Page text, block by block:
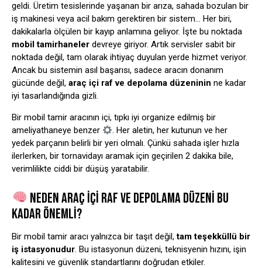
geldi. Üretim tesislerinde yaşanan bir arıza, sahada bozulan bir
iş makinesi veya acil bakım gerektiren bir sistem… Her biri,
dakikalarla ölçülen bir kayıp anlamına geliyor. İşte bu noktada
mobil tamirhaneler devreye giriyor. Artık servisler sabit bir
noktada değil, tam olarak ihtiyaç duyulan yerde hizmet veriyor.
Ancak bu sistemin asıl başarısı, sadece aracın donanım
gücünde değil, araç içi raf ve depolama düzeninin ne kadar
iyi tasarlandığında gizli.
Bir mobil tamir aracının içi, tıpkı iyi organize edilmiş bir
ameliyathaneye benzer
. Her aletin, her kutunun ve her
yedek parçanın belirli bir yeri olmalı. Çünkü sahada işler hızla
ilerlerken, bir tornavidayı aramak için geçirilen 2 dakika bile,
verimlilikte ciddi bir düşüş yaratabilir.
NEDEN ARAÇ İÇI RAF VE DEPOLAMA DÜZENI BU
KADAR ÖNEMLI?
Bir mobil tamir aracı yalnızca bir taşıt değil,tam teşekküllü bir
iş istasyonudur. Bu istasyonun düzeni, teknisyenin hızını, işin
kalitesini ve güvenlik standartlarını doğrudan etkiler.